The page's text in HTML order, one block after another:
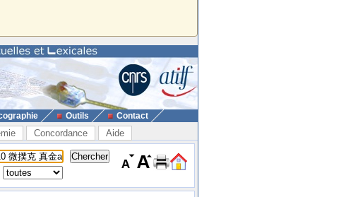
Outils Contact
Concordance Aide